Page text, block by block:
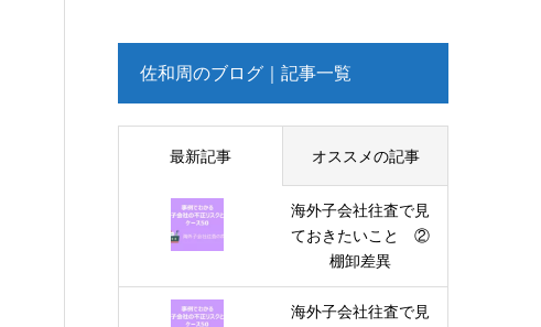
佐和周のブログ｜記事一覧
最新記事 オススメの記事
海外子会社往査で見
ておきたいこと ②
棚卸差異
海外子会社往査で見